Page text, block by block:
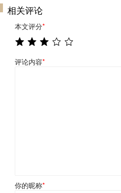
相关评论
本文评分*
评论内容*
你的昵称*